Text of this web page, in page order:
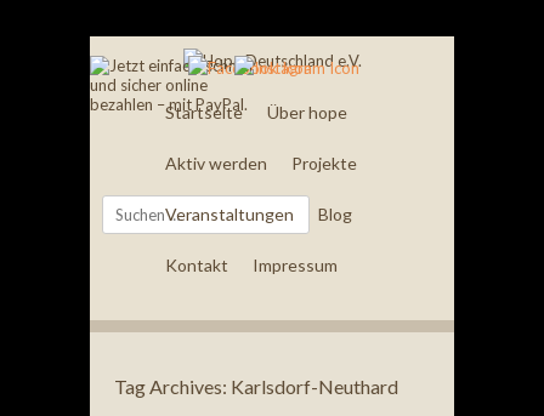
Startseite Über hope
Aktiv werden Projekte
Veranstaltungen Blog
Kontakt Impressum
Search
Tag Archives: Karlsdorf-Neuthard